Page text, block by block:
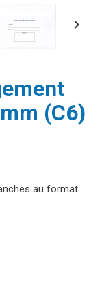

(C6)
au format